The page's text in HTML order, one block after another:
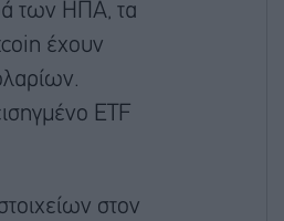
των ΗΠΑ, τα
έχουν
ETF
στον